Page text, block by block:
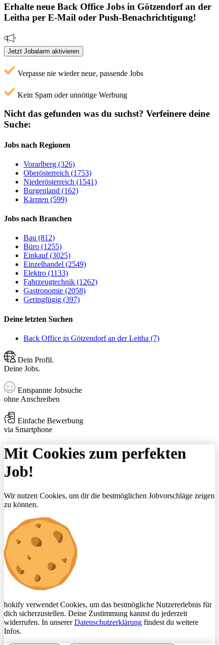
Erhalte neue Back Office Jobs in Götzendorf an der
Leitha per E-Mail oder Push-Benachrichtigung!
Jetzt Jobalarm aktivieren
Verpasse nie wieder neue, passende Jobs
Kein Spam oder unnötige Werbung
Nicht das gefunden was du suchst? Verfeinere deine
Suche:
Jobs nach Regionen
Vorarlberg (326)
Oberösterreich (1753)
Niederösterreich (1541)
Burgenland (162)
Kärnten (599)
Jobs nach Branchen
Bau (812)
Büro (1255)
Einkauf (3025)
Einzelhandel (2549)
Elektro (1133)
Fahrzeugtechnik (1262)
Gastronomie (2058)
Geringfügig (397)
Deine letzten Suchen
Back Office in Götzendorf an der Leitha (7)
Dein Profil.
Deine Jobs.
Entspannte Jobsuche
ohne Anschreiben
Einfache Bewerbung
via Smartphone
Mit Cookies zum perfekten
Job!
Wir nutzen Cookies, um dir die bestmöglichen Jobvorschläge zeigen
zu können.
hokify verwendet Cookies, um das bestmögliche Nutzererlebnis für
dich sicherzustellen. Deine Zustimmung kannst du jederzeit
widerrufen. In unsererDatenschutzerklärung findest du weitere
Infos.